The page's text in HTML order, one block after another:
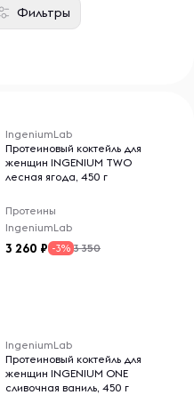
Фильтры
IngeniumLab
Протеиновый коктейль для
женщин INGENIUM TWO
лесная ягода, 450 г
Протеины
IngeniumLab
3 260 -3% 3 350
IngeniumLab
Протеиновый коктейль для
женщин INGENIUM ONE
сливочная ваниль, 450 г